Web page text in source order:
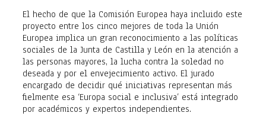
El hecho de que la Comisión Europea haya incluido este
proyecto entre los cinco mejores de toda la Unión
Europea implica un gran reconocimiento a las políticas
sociales de la Junta de Castilla y León en la atención a
las personas mayores, la lucha contra la soledad no
deseada y por el envejecimiento activo. El jurado
encargado de decidir qué iniciativas representan más
fielmente esa ‘Europa social e inclusiva’ está integrado
por académicos y expertos independientes.